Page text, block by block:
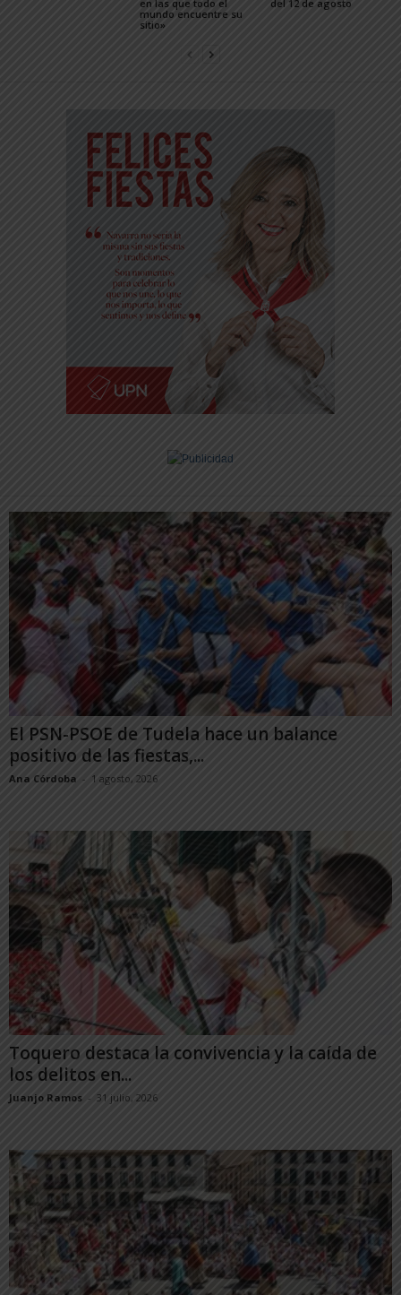
en las que todo el
mundo encuentre su
sitio»
del 12 de agosto
El PSN-PSOE de Tudela hace un balance
positivo de las fiestas,...
Ana Córdoba - 1 agosto, 2026
Toquero destaca la convivencia y la caída de
los delitos en...
Juanjo Ramos - 31 julio, 2026